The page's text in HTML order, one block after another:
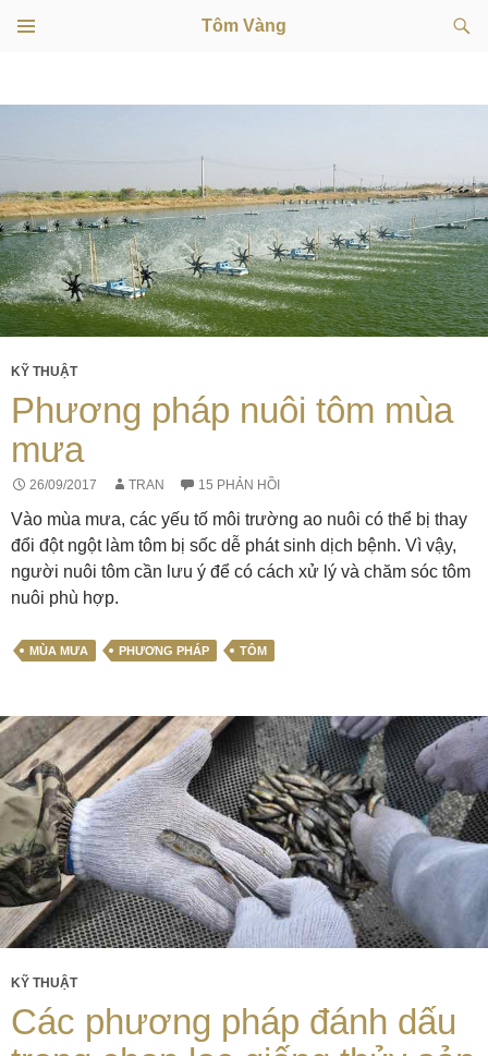
Tôm Vàng
kiếm
KỸ THUẬT
Phương pháp nuôi tôm mùa
mưa
26/09/2017 TRAN 15 PHẢN HỒI
Vào mùa mưa, các yếu tố môi trường ao nuôi có thể bị thay
đổi đột ngột làm tôm bị sốc dễ phát sinh dịch bệnh. Vì vậy,
người nuôi tôm cần lưu ý để có cách xử lý và chăm sóc tôm
nuôi phù hợp.
MÙA MƯA PHƯƠNG PHÁP TÔM
KỸ THUẬT
Các phương pháp đánh dấu